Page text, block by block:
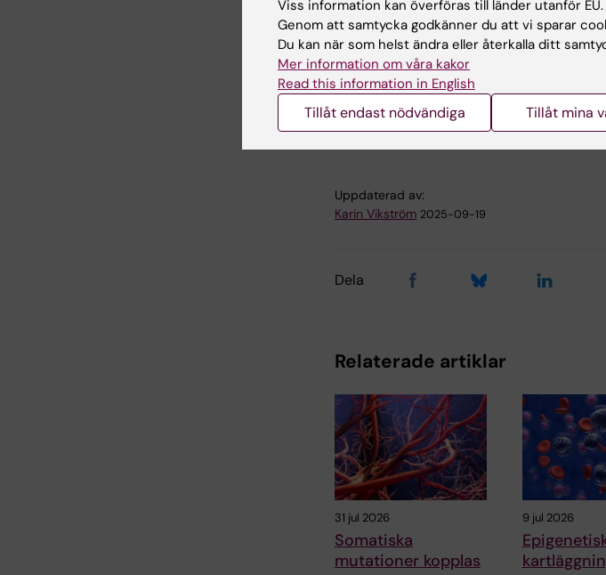
The Role of gamma delta T Cells in
Transplantation and Malignancies
Tags
Neo Hematologi
Uppdaterad av:
Karin Vikström 2025-09-19
Dela
Relaterade artiklar
31 jul 2026
Somatiska
mutationer kopplas
9 jul 2026
Viss information kan överföras till länder utanför EU.
Genom att samtycka godkänner du att vi sparar
Du kan när som helst ändra eller återkalla ditt
Mer information om våra kakor
Read this information in English
Tillåt endast nödvändiga Tillåt mina